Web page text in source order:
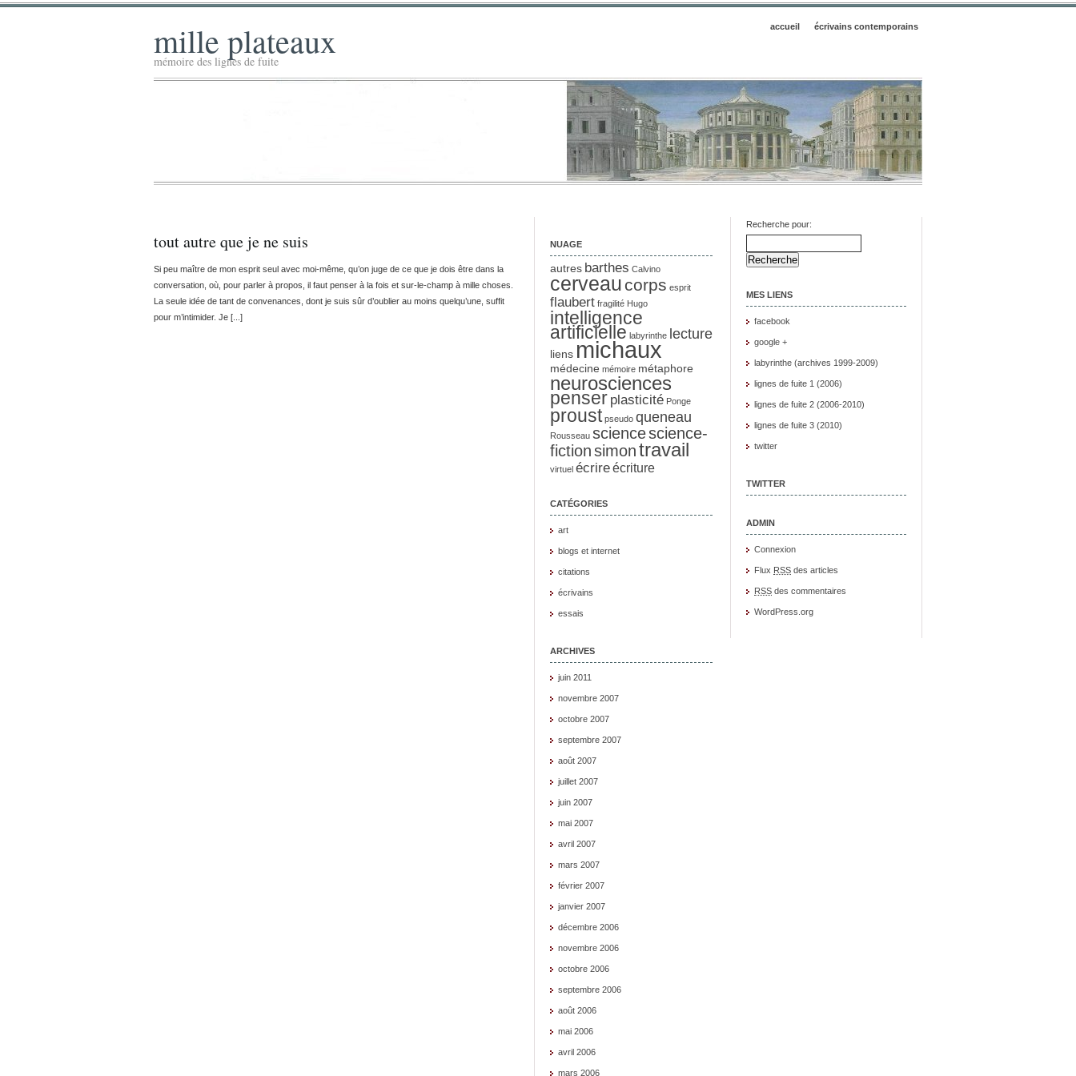
accueil écrivains contemporains
mille plateaux
mémoire des lignes de fuite
tout autre que je ne suis
Si peu maître de mon esprit seul avec moi-même, qu’on juge de ce que je dois être dans la
conversation, où, pour parler à propos, il faut penser à la fois et sur-le-champ à mille choses.
La seule idée de tant de convenances, dont je suis sûr d’oublier au moins quelqu’une, suffit
pour m’intimider. Je [...]
NUAGE
autres barthes Calvino
cerveau corps esprit
flaubert fragilité Hugo
intelligence
artificielle labyrinthe lecture
liens michaux
médecine mémoire métaphore
neurosciences
penser plasticité Ponge
proust pseudo queneau
Rousseau sciencescience-
fictionsimontravail
virtuel écrireécriture
CATÉGORIES
art
blogs et internet
citations
écrivains
essais
ARCHIVES
juin 2011
novembre 2007
octobre 2007
septembre 2007
août 2007
juillet 2007
juin 2007
mai 2007
avril 2007
mars 2007
février 2007
janvier 2007
décembre 2006
novembre 2006
octobre 2006
septembre 2006
août 2006
mai 2006
avril 2006
mars 2006
Recherche pour:
MES LIENS
facebook
google +
labyrinthe (archives 1999-2009)
lignes de fuite 1 (2006)
lignes de fuite 2 (2006-2010)
lignes de fuite 3 (2010)
twitter
TWITTER
ADMIN
Connexion
Flux RSS des articles
RSS des commentaires
WordPress.org